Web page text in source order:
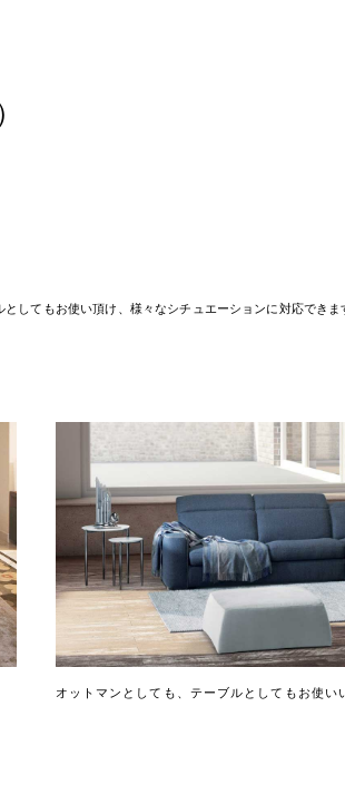
してもお使い頂け、様々なシチュエーションに対応でき
オットマンとしても、テーブルとしてもお使い